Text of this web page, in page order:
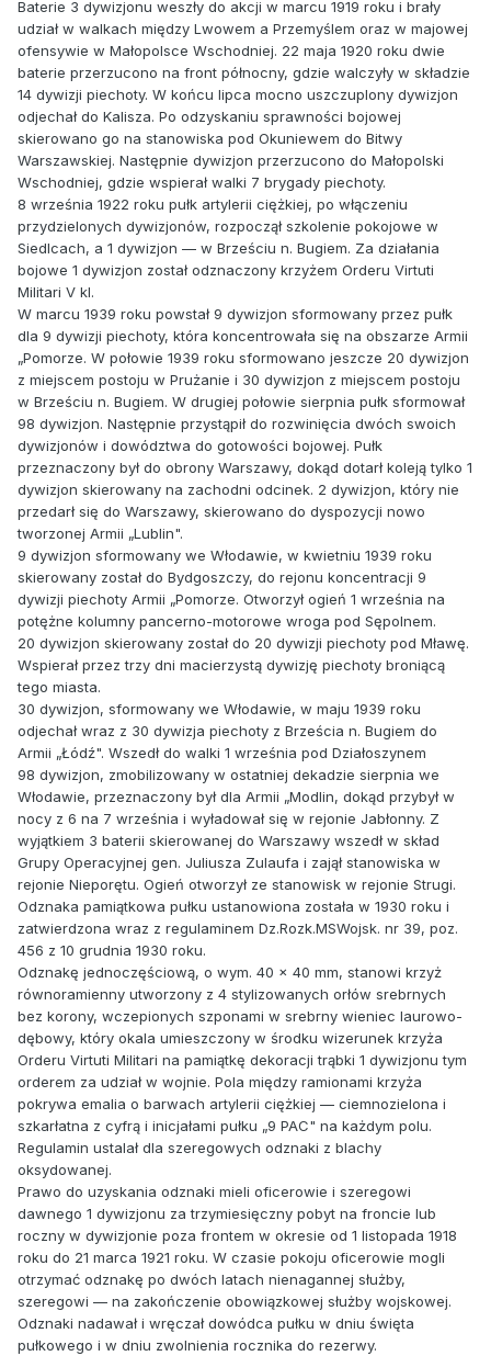
Baterie 3 dywizjonu weszły do akcji w marcu 1919 roku i brały
udział w walkach między Lwowem a Przemyślem oraz w majowej
ofensywie w Małopolsce Wschodniej. 22 maja 1920 roku dwie
baterie przerzucono na front północny, gdzie walczyły w składzie
14 dywizji piechoty. W końcu lipca mocno uszczuplony dywizjon
odjechał do Kalisza. Po odzyskaniu sprawności bojowej
skierowano go na stanowiska pod Okuniewem do Bitwy
Warszawskiej. Następnie dywizjon przerzucono do Małopolski
Wschodniej, gdzie wspierał walki 7 brygady piechoty.
8 września 1922 roku pułk artylerii ciężkiej, po włączeniu
przydzielonych dywizjonów, rozpoczął szkolenie pokojowe w
Siedlcach, a 1 dywizjon — w Brześciu n. Bugiem. Za działania
bojowe 1 dywizjon został odznaczony krzyżem Orderu Virtuti
Militari V kl.
W marcu 1939 roku powstał 9 dywizjon sformowany przez pułk
dla 9 dywizji piechoty, która koncentrowała się na obszarze Armii
„Pomorze. W połowie 1939 roku sformowano jeszcze 20 dywizjon
z miejscem postoju w Prużanie i 30 dywizjon z miejscem postoju
w Brześciu n. Bugiem. W drugiej połowie sierpnia pułk sformował
98 dywizjon. Następnie przystąpił do rozwinięcia dwóch swoich
dywizjonów i dowództwa do gotowości bojowej. Pułk
przeznaczony był do obrony Warszawy, dokąd dotarł koleją tylko 1
dywizjon skierowany na zachodni odcinek. 2 dywizjon, który nie
przedarł się do Warszawy, skierowano do dyspozycji nowo
tworzonej Armii „Lublin".
9 dywizjon sformowany we Włodawie, w kwietniu 1939 roku
skierowany został do Bydgoszczy, do rejonu koncentracji 9
dywizji piechoty Armii „Pomorze. Otworzył ogień 1 września na
potężne kolumny pancerno-motorowe wroga pod Sępolnem.
20 dywizjon skierowany został do 20 dywizji piechoty pod Mławę.
Wspierał przez trzy dni macierzystą dywizję piechoty broniącą
tego miasta.
30 dywizjon, sformowany we Włodawie, w maju 1939 roku
odjechał wraz z 30 dywizja piechoty z Brześcia n. Bugiem do
Armii „Łódź". Wszedł do walki 1 września pod Działoszynem
98 dywizjon, zmobilizowany w ostatniej dekadzie sierpnia we
Włodawie, przeznaczony był dla Armii „Modlin, dokąd przybył w
nocy z 6 na 7 września i wyładował się w rejonie Jabłonny. Z
wyjątkiem 3 baterii skierowanej do Warszawy wszedł w skład
Grupy Operacyjnej gen. Juliusza Zulaufa i zajął stanowiska w
rejonie Nieporętu. Ogień otworzył ze stanowisk w rejonie Strugi.
Odznaka pamiątkowa pułku ustanowiona została w 1930 roku i
zatwierdzona wraz z regulaminem Dz.Rozk.MSWojsk. nr 39, poz.
456 z 10 grudnia 1930 roku.
Odznakę jednoczęściową, o wym. 40 x 40 mm, stanowi krzyż
równoramienny utworzony z 4 stylizowanych orłów srebrnych
bez korony, wczepionych szponami w srebrny wieniec laurowo-
dębowy, który okala umieszczony w środku wizerunek krzyża
Orderu Virtuti Militari na pamiątkę dekoracji trąbki 1 dywizjonu tym
orderem za udział w wojnie. Pola między ramionami krzyża
pokrywa emalia o barwach artylerii ciężkiej — ciemnozielona i
szkarłatna z cyfrą i inicjałami pułku „9 PAC" na każdym polu.
Regulamin ustalał dla szeregowych odznaki z blachy
oksydowanej.
Prawo do uzyskania odznaki mieli oficerowie i szeregowi
dawnego 1 dywizjonu za trzymiesięczny pobyt na froncie lub
roczny w dywizjonie poza frontem w okresie od 1 listopada 1918
roku do 21 marca 1921 roku. W czasie pokoju oficerowie mogli
otrzymać odznakę po dwóch latach nienagannej służby,
szeregowi — na zakończenie obowiązkowej służby wojskowej.
Odznaki nadawał i wręczał dowódca pułku w dniu święta
pułkowego i w dniu zwolnienia rocznika do rezerwy.